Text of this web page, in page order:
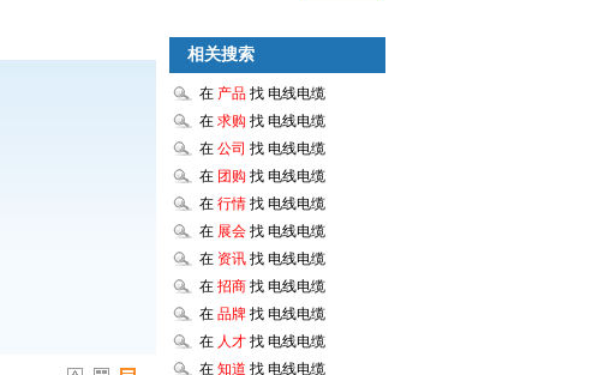
相关搜索
在 产品 找 电线电缆
在 求购 找 电线电缆
在 公司 找 电线电缆
在 团购 找 电线电缆
在 行情 找 电线电缆
在 展会 找 电线电缆
在 资讯 找 电线电缆
在 招商 找 电线电缆
在 品牌 找 电线电缆
在 人才 找 电线电缆
在 知道 找 电线电缆